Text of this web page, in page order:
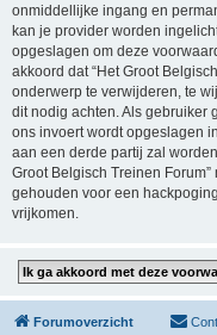
onmiddellijke ingang en
kan je provider worden
opgeslagen om deze
akkoord dat “Het Groot
onderwerp te verwijderen, te
dit nodig achten. Als gebruiker
ons invoert wordt opgeslagen
aan een derde partij zal
Groot Belgisch Treinen
gehouden voor een
vrijkomen.
Forumoverzicht